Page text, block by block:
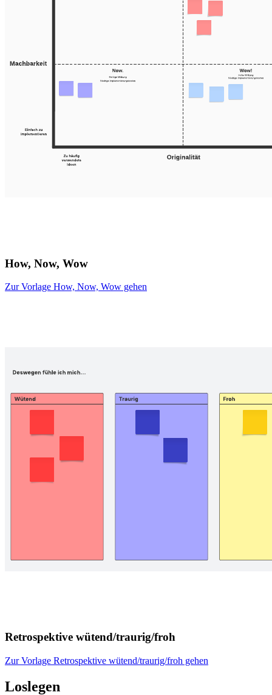
How, Now, Wow
Zur Vorlage How, Now, Wow gehen
Retrospektive wütend/traurig/froh
Zur Vorlage Retrospektive wütend/traurig/froh gehen
Loslegen